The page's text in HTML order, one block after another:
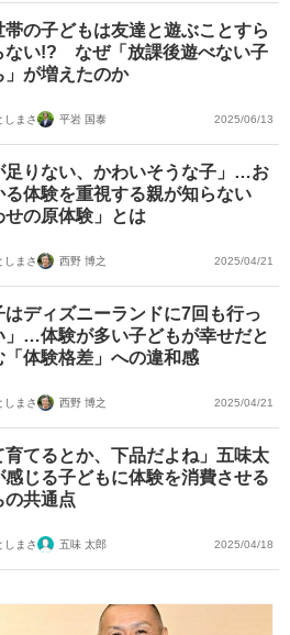
帯の子どもは友達と遊ぶことすら
ない!? なぜ「放課後遊べない子
」が増えたのか
しまさ
平岩 国泰 2025/06/13
足りない、かわいそうな子」…お
る体験を重視する親が知らない
せの原体験」とは
しまさ
西野 博之 2025/04/21
はディズニーランドに7回も行っ
」…体験が多い子どもが幸せだと
「体験格差」への違和感
しまさ
西野 博之 2025/04/21
育てるとか、下品だよね」五味太
感じる子どもに体験を消費させる
の共通点
しまさ
五味 太郎 2025/04/18